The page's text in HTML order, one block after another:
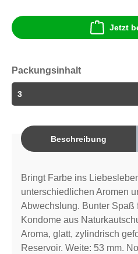
Jetzt
Packungsinhalt
Beschreibung
Bringt Farbe ins
unterschiedlichen Aromen
Abwechslung. Bunter Spaß
Kondome aus
Aroma, glatt, zylindrisch
Reservoir. Weite: 53 mm.